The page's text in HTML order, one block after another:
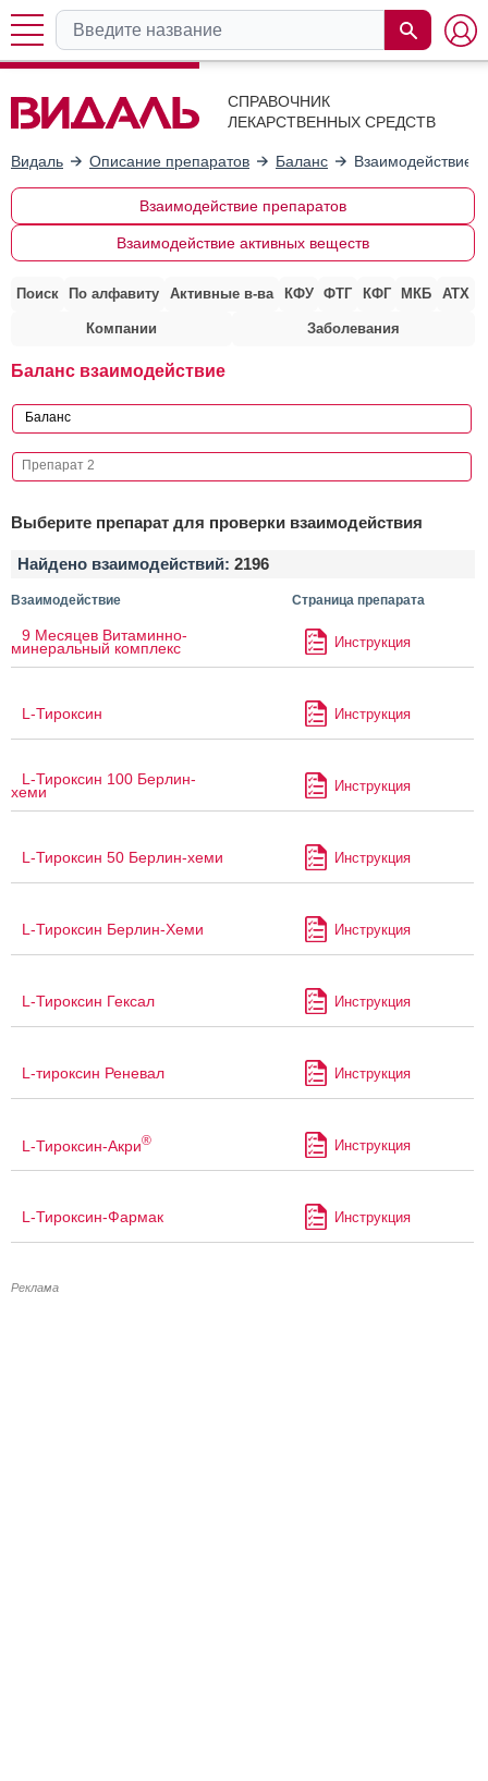
СПРАВОЧНИК
ЛЕКАРСТВЕННЫХ СРЕДСТВ
Видаль Описание препаратов Баланс Взаимодействие
Взаимодействие препаратов
Взаимодействие активных веществ
Поиск По алфавиту Активные в-ва КФУ ФТГ КФГ МКБ АТХ
Компании Заболевания
Баланс взаимодействие
Выберите препарат для проверки взаимодействия
Найдено взаимодействий: 2196
Взаимодействие Страница препарата
9 Месяцев Витаминно-
минеральный комплекс Инструкция
L-Тироксин Инструкция
L-Тироксин 100 Берлин-
хеми Инструкция
L-Тироксин 50 Берлин-хеми Инструкция
L-Тироксин Берлин-Хеми Инструкция
L-Тироксин Гексал Инструкция
L-тироксин Реневал Инструкция
L-Тироксин-Акри® Инструкция
L-Тироксин-Фармак Инструкция
Реклама